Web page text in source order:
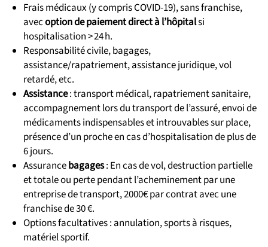
Frais médicaux (y compris COVID‑19), sans franchise,
avecoption de paiement direct à l’hôpitalsi
hospitalisation > 24 h.
Responsabilité civile, bagages,
assistance/rapatriement, assistance juridique, vol
retardé, etc.
Assistance: transport médical, rapatriement sanitaire,
accompagnement lors du transport de l’assuré, envoi de
médicaments indispensables et introuvables sur place,
présence d’un proche en cas d’hospitalisation de plus de
6 jours.
Assurancebagages: En cas de vol, destruction partielle
et totale ou perte pendant l’acheminement par une
entreprise de transport, 2000€ par contrat avec une
franchise de 30 €.
Options facultatives : annulation, sports à risques,
matériel sportif.